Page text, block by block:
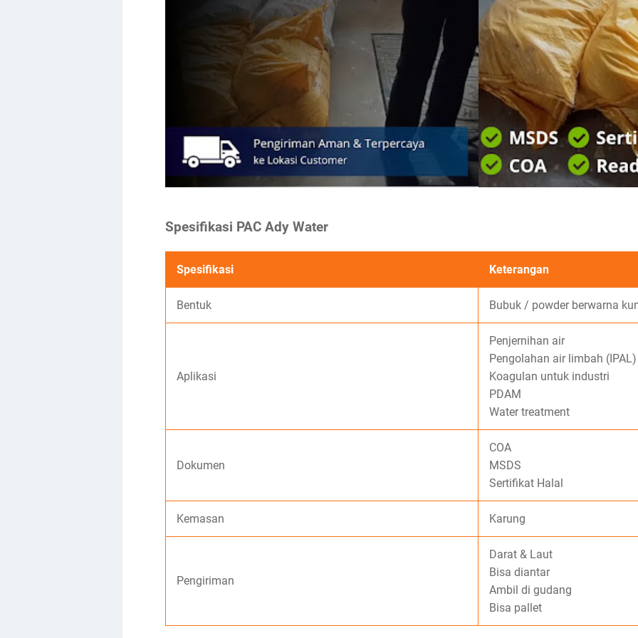
Spesifikasi PAC Ady Water
Spesifikasi Keterangan
Bentuk Bubuk / powder berwarna
Aplikasi
Penjernihan air
Pengolahan air limbah (IPAL)
Koagulan untuk industri
PDAM
Water treatment
Dokumen
COA
MSDS
Sertifikat Halal
Kemasan Karung
Pengiriman
Darat & Laut
Bisa diantar
Ambil di gudang
Bisa pallet